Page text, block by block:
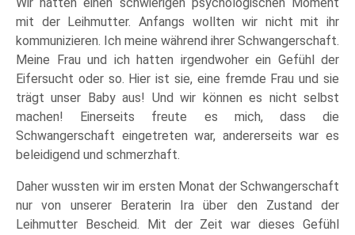
mit der Leihmutter. Anfangs wollten wir nicht mit ihr
kommunizieren. Ich meine während ihrer Schwangerschaft.
Meine Frau und ich hatten irgendwoher ein Gefühl der
Eifersucht oder so. Hier ist sie, eine fremde Frau und sie
trägt unser Baby aus! Und wir können es nicht selbst
machen! Einerseits freute es mich, dass die
Schwangerschaft eingetreten war, andererseits war es
beleidigend und schmerzhaft.
Daher wussten wir im ersten Monat der Schwangerschaft
nur von unserer Beraterin Ira über den Zustand der
Leihmutter Bescheid. Mit der Zeit war dieses Gefühl